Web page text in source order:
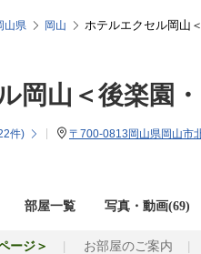
山県 岡山 ホテルエクセル岡山
岡山＜後楽園
件) 〒700-0813岡山県岡山市
部屋一覧 写真・動画(69)
ージ＞ お部屋のご案内